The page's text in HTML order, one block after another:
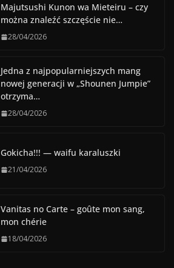
Majutsushi Kunon wa Mieteiru – czy
można znaleźć szczęście nie…
28/04/2026
Jedna z najpopularniejszych mang
nowej generacji w „Shounen Jumpie”
otrzyma…
28/04/2026
Gokicha!!! — waifu karaluszki
21/04/2026
Vanitas no Carte – goûte mon sang,
mon chérie
18/04/2026